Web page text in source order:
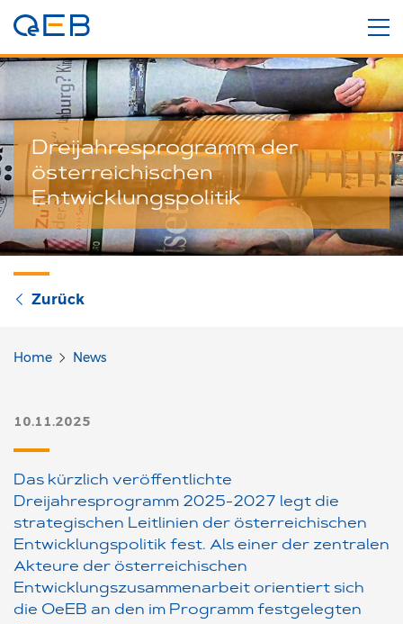
Dreijahresprogramm der
österreichischen
Entwicklungspolitik
Zurück
Home News
10.11.2025
Das kürzlich veröffentlichte
Dreijahresprogramm 2025-2027 legt die
strategischen Leitlinien der österreichischen
Entwicklungspolitik fest. Als einer der zentralen
Akteure der österreichischen
Entwicklungszusammenarbeit orientiert sich
die OeEB an den im Programm festgelegten